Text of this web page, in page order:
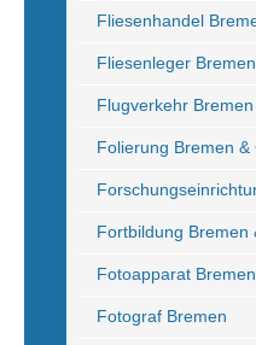
Fliesenhandel
Fliesenleger Bremen
Flugverkehr Bremen
Folierung Bremen
Fortbildung Bremen
Fotoapparat
Fotograf Bremen